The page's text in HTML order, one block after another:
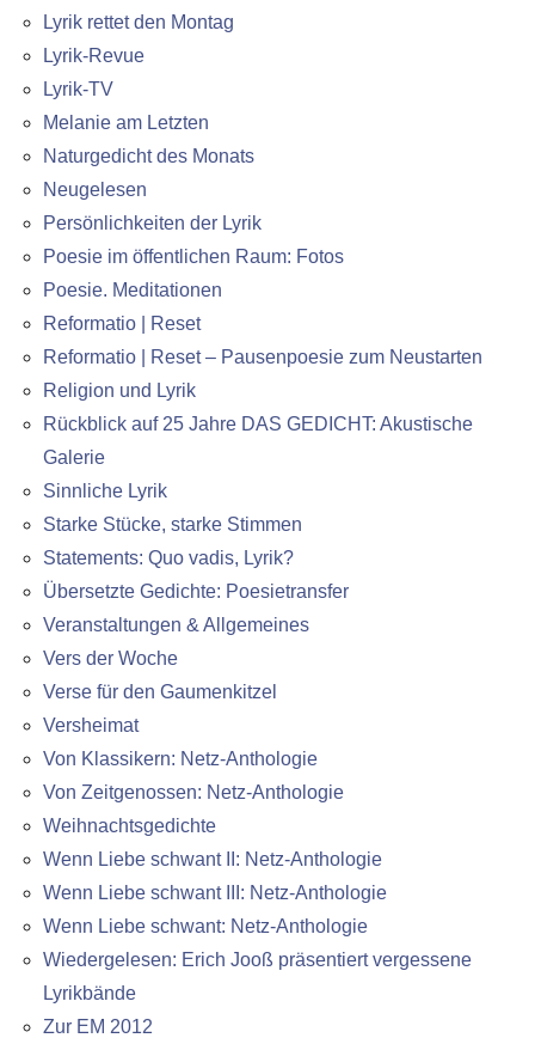
Lyrik rettet den Montag
Lyrik-Revue
Lyrik-TV
Melanie am Letzten
Naturgedicht des Monats
Neugelesen
Persönlichkeiten der Lyrik
Poesie im öffentlichen Raum: Fotos
Poesie. Meditationen
Reformatio | Reset
Reformatio | Reset – Pausenpoesie zum Neustarten
Religion und Lyrik
Rückblick auf 25 Jahre DAS GEDICHT: Akustische
Galerie
Sinnliche Lyrik
Starke Stücke, starke Stimmen
Statements: Quo vadis, Lyrik?
Übersetzte Gedichte: Poesietransfer
Veranstaltungen & Allgemeines
Vers der Woche
Verse für den Gaumenkitzel
Versheimat
Von Klassikern: Netz-Anthologie
Von Zeitgenossen: Netz-Anthologie
Weihnachtsgedichte
Wenn Liebe schwant II: Netz-Anthologie
Wenn Liebe schwant III: Netz-Anthologie
Wenn Liebe schwant: Netz-Anthologie
Wiedergelesen: Erich Jooß präsentiert vergessene
Lyrikbände
Zur EM 2012